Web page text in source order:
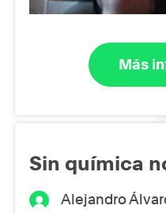
Más
Sin química
Alejandro